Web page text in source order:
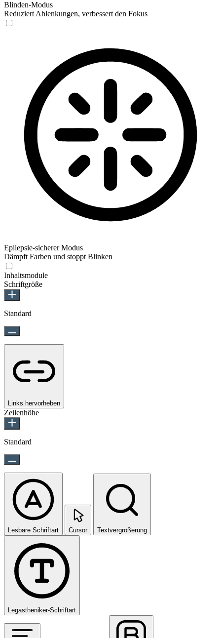
Blinden-Modus
Reduziert Ablenkungen, verbessert den Fokus
Epilepsie-sicherer Modus
Dämpft Farben und stoppt Blinken
Inhaltsmodule
Schriftgröße
Standard
Links hervorheben
Zeilenhöhe
Standard
Lesbare Schriftart Cursor Textvergrößerung
Legastheniker-Schriftart